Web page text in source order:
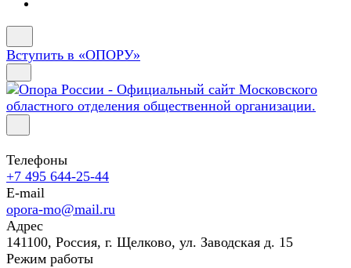
Вступить в «ОПОРУ»
Телефоны
+7 495 644-25-44
E-mail
opora-mo@mail.ru
Адрес
141100, Россия, г. Щелково, ул. Заводская д. 15
Режим работы